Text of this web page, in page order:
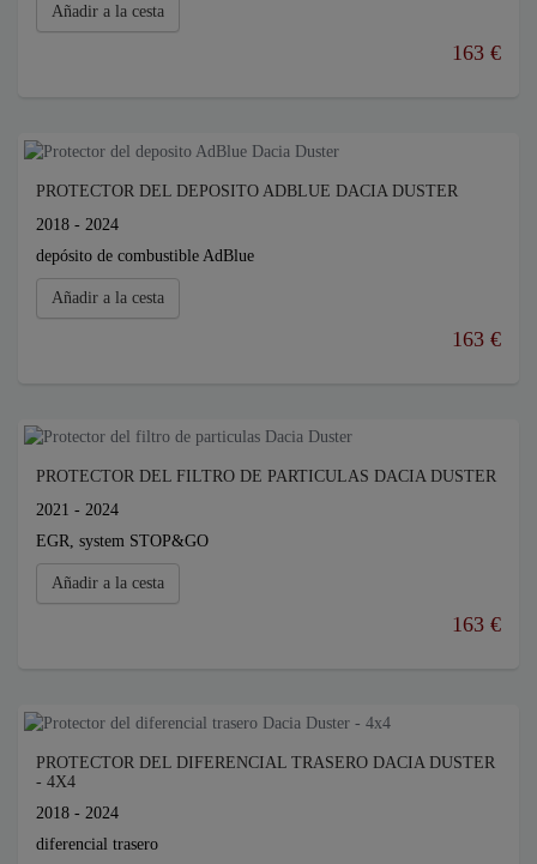
Añadir a la cesta
163 €
PROTECTOR DEL DEPOSITO ADBLUE DACIA DUSTER
2018 - 2024
depósito de combustible AdBlue
Añadir a la cesta
163 €
PROTECTOR DEL FILTRO DE PARTICULAS DACIA DUSTER
2021 - 2024
EGR, system STOP&GO
Añadir a la cesta
163 €
PROTECTOR DEL DIFERENCIAL TRASERO DACIA DUSTER
- 4X4
2018 - 2024
diferencial trasero